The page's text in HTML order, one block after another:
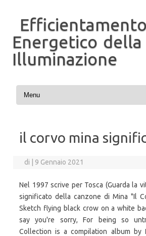
Efficientamento
Energetico della
Illuminazione
Vai al contenuto
il corvo mina
di 9 Gennaio 2021
Nel 1997 scrive per Tosca (Guarda la
significato della canzone di Mina "Il
Sketch flying black crow on a white
say you're sorry, For being so
Collection is a compilation album by